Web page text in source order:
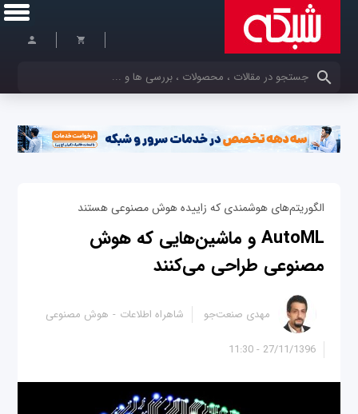
کلمات کلیدی خود را وارد کنید
الگوریتم‌های هوشمندی که زاییده هوش مصنوعی هستند
AutoML و ماشین‌هایی که هوش
مصنوعی طراحی می‌کنند
27/11/1396 - 11:30
مهدی صنعت‌جو شاهراه اطلاعات هوش مصنوعی